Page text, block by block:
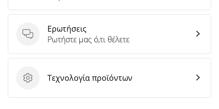
Ερωτήσεις
Ερωτήσεις
Ρωτήστε μας ό,τι θέλετε
Τεχνολογία προϊόντων
Τεχνολογία προϊόντων